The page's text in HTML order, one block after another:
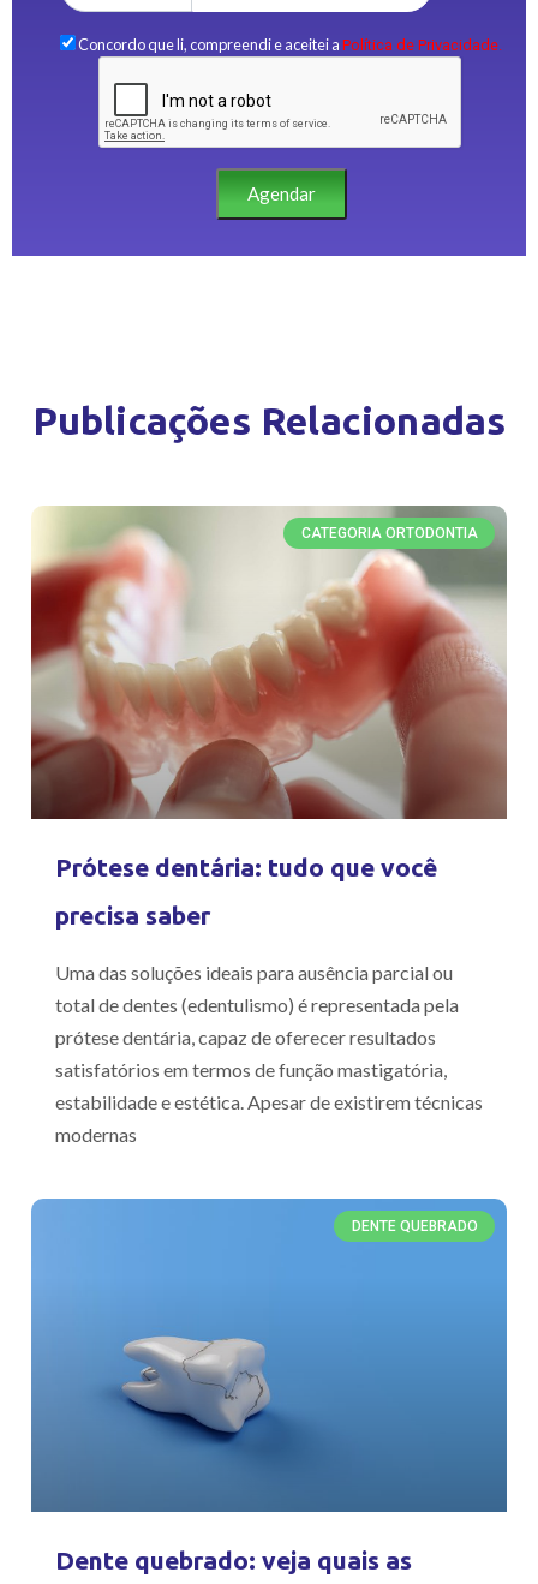
Concordo que li, compreendi e aceitei a Política de Privacidade.
Agendar
Publicações Relacionadas
CATEGORIA ORTODONTIA
Prótese dentária: tudo que você
precisa saber
Uma das soluções ideais para ausência parcial ou
total de dentes (edentulismo) é representada pela
prótese dentária, capaz de oferecer resultados
satisfatórios em termos de função mastigatória,
estabilidade e estética. Apesar de existirem técnicas
modernas
DENTE QUEBRADO
Dente quebrado: veja quais as